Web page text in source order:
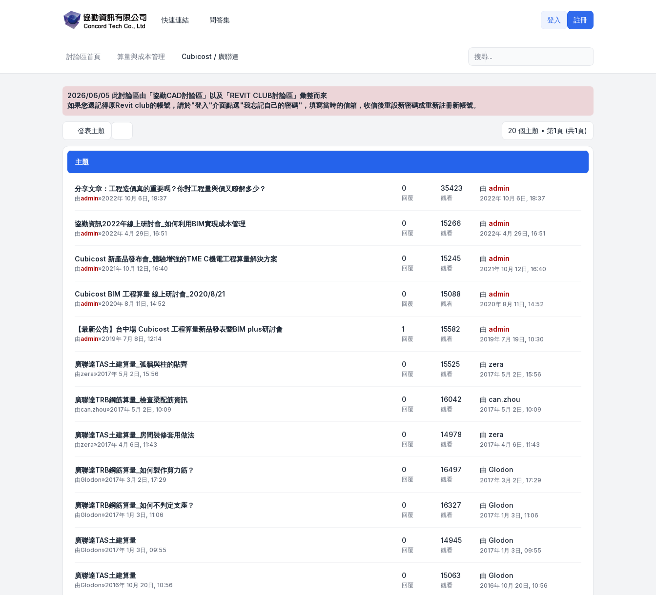
快速連結 問答集 登入 註冊
討論區首頁 算量與成本管理 Cubicost / 廣聯達
2026/06/05 此討論區由「協勤CAD討論區」以及「REVIT CLUB討論區」彙整而來
如果您還記得原Revit club的帳號，請於"登入"介面點選"我忘記自己的密碼"，填寫當時的信箱，收信後重設新密碼或重新註冊新帳號。
發表主題 20 個主題 • 第1頁 (共1頁)
主題
分享文章：工程造價真的重要嗎？你對工程量與價又瞭解多少？
由admin»2022年 10月 6日, 18:37
0
回覆
35423
觀看
由 admin
2022年 10月 6日, 18:37
協勤資訊2022年線上研討會_如何利用BIM實現成本管理
由admin»2022年 4月 29日, 16:51
0
回覆
15266
觀看
由 admin
2022年 4月 29日, 16:51
Cubicost 新產品發布會_體驗增強的TME C機電工程算量解決方案
由admin»2021年 10月 12日, 16:40
0
回覆
15245
觀看
由 admin
2021年 10月 12日, 16:40
Cubicost BIM 工程算量 線上研討會_2020/8/21
由admin»2020年 8月 11日, 14:52
0
回覆
15088
觀看
由 admin
2020年 8月 11日, 14:52
【最新公告】台中場 Cubicost 工程算量新品發表暨BIM plus研討會
由admin»2019年 7月 8日, 12:14
1
回覆
15582
觀看
由 admin
2019年 7月 19日, 10:30
廣聯達TAS土建算量_弧牆與柱的貼齊
由zera»2017年 5月 2日, 15:56
0
回覆
15525
觀看
由 zera
2017年 5月 2日, 15:56
廣聯達TRB鋼筋算量_檢查梁配筋資訊
由can.zhou»2017年 5月 2日, 10:09
0
回覆
16042
觀看
由 can.zhou
2017年 5月 2日, 10:09
廣聯達TAS土建算量_房間裝修套用做法
由zera»2017年 4月 6日, 11:43
0
回覆
14978
觀看
由 zera
2017年 4月 6日, 11:43
廣聯達TRB鋼筋算量_如何製作剪力筋？
由Glodon»2017年 3月 2日, 17:29
0
回覆
16497
觀看
由 Glodon
2017年 3月 2日, 17:29
廣聯達TRB鋼筋算量_如何不判定支座？
由Glodon»2017年 1月 3日, 11:06
0
回覆
16327
觀看
由 Glodon
2017年 1月 3日, 11:06
廣聯達TAS土建算量
由Glodon»2017年 1月 3日, 09:55
0
回覆
14945
觀看
由 Glodon
2017年 1月 3日, 09:55
廣聯達TAS土建算量
由Glodon»2016年 10月 20日, 10:56
0
回覆
15063
觀看
由 Glodon
2016年 10月 20日, 10:56